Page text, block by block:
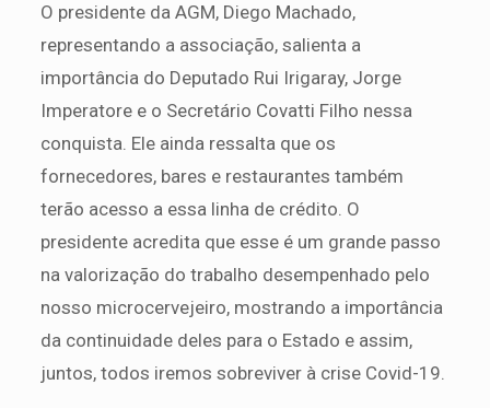
O presidente da AGM, Diego Machado,
representando a associação, salienta a
importância do Deputado Rui Irigaray, Jorge
Imperatore e o Secretário Covatti Filho nessa
conquista. Ele ainda ressalta que os
fornecedores, bares e restaurantes também
terão acesso a essa linha de crédito. O
presidente acredita que esse é um grande passo
na valorização do trabalho desempenhado pelo
nosso microcervejeiro, mostrando a importância
da continuidade deles para o Estado e assim,
juntos, todos iremos sobreviver à crise Covid-19.